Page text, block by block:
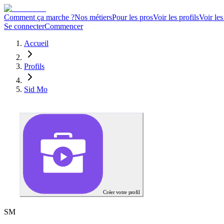
Comment ça marche ?Nos métiersPour les prosVoir les profilsVoir
Se connecterCommencer
Accueil
Profils
Sid Mo
Créer votre profil
SM